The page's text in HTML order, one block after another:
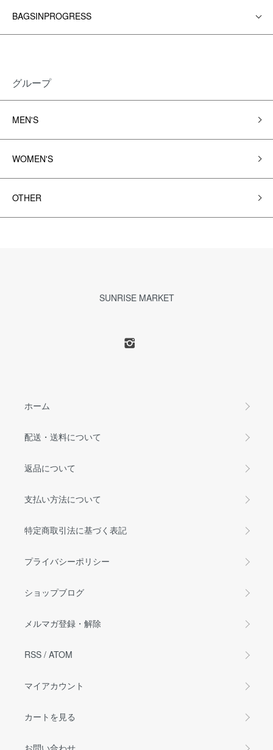
BAGSINPROGRESS
グループ
MEN'S
WOMEN'S
OTHER
SUNRISE MARKET
ホーム
配送・送料について
返品について
支払い方法について
特定商取引法に基づく表記
プライバシーポリシー
ショップブログ
メルマガ登録・解除
RSS / ATOM
マイアカウント
カートを見る
お問い合わせ